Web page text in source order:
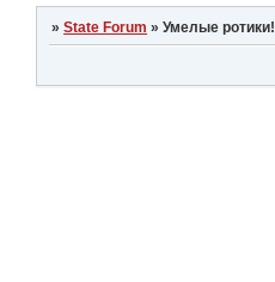
»State Forum »Умелые ротики!